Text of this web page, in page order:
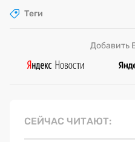
Теги
Добавить
СЕЙЧАС ЧИТАЮТ